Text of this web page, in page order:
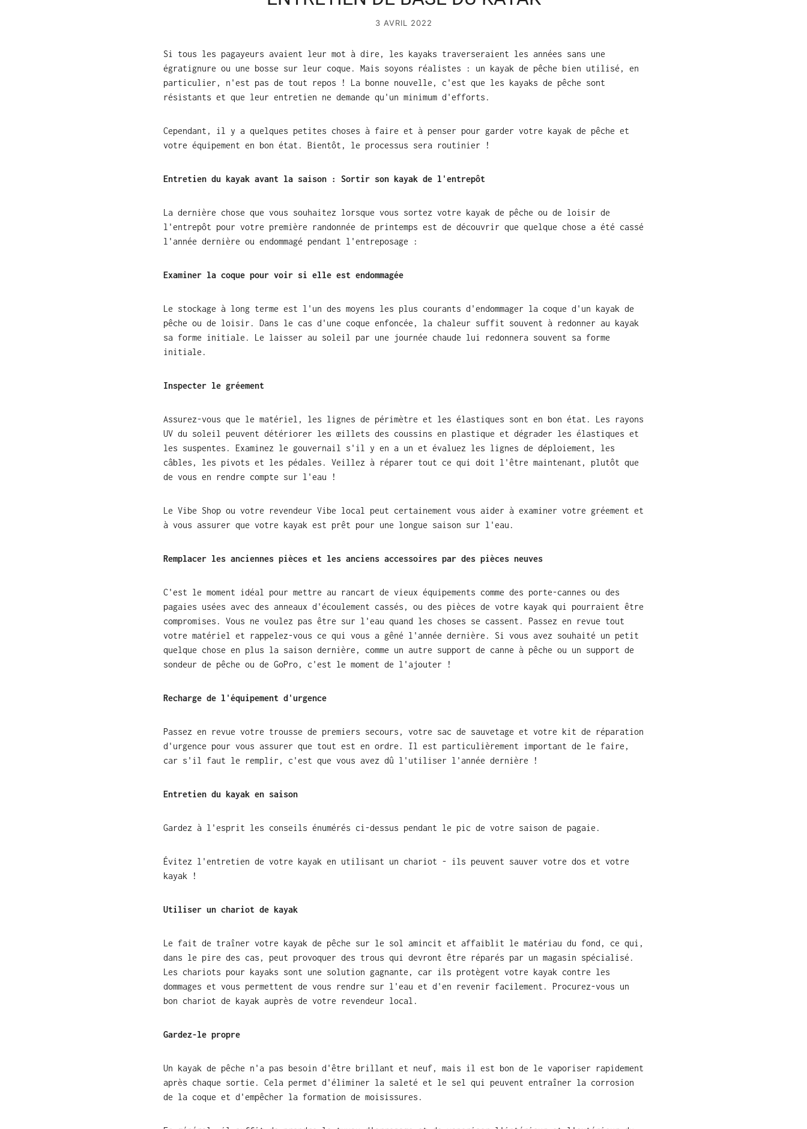
3 AVRIL 2022
Si tous les pagayeurs avaient leur mot à dire, les kayaks traverseraient les années sans une
égratignure ou une bosse sur leur coque. Mais soyons réalistes : un kayak de pêche bien utilisé, en
particulier, n'est pas de tout repos ! La bonne nouvelle, c'est que les kayaks de pêche sont
résistants et que leur entretien ne demande qu'un minimum d'efforts.
Cependant, il y a quelques petites choses à faire et à penser pour garder votre kayak de pêche et
votre équipement en bon état. Bientôt, le processus sera routinier !
Entretien du kayak avant la saison : Sortir son kayak de l'entrepôt
La dernière chose que vous souhaitez lorsque vous sortez votre kayak de pêche ou de loisir de
l'entrepôt pour votre première randonnée de printemps est de découvrir que quelque chose a été cassé
l'année dernière ou endommagé pendant l'entreposage :
Examiner la coque pour voir si elle est endommagée
Le stockage à long terme est l'un des moyens les plus courants d'endommager la coque d'un kayak de
pêche ou de loisir. Dans le cas d'une coque enfoncée, la chaleur suffit souvent à redonner au kayak
sa forme initiale. Le laisser au soleil par une journée chaude lui redonnera souvent sa forme
initiale.
Inspecter le gréement
Assurez-vous que le matériel, les lignes de périmètre et les élastiques sont en bon état. Les rayons
UV du soleil peuvent détériorer les œillets des coussins en plastique et dégrader les élastiques et
les suspentes. Examinez le gouvernail s'il y en a un et évaluez les lignes de déploiement, les
câbles, les pivots et les pédales. Veillez à réparer tout ce qui doit l'être maintenant, plutôt que
de vous en rendre compte sur l'eau !
Le Vibe Shop ou votre revendeur Vibe local peut certainement vous aider à examiner votre gréement et
à vous assurer que votre kayak est prêt pour une longue saison sur l'eau.
Remplacer les anciennes pièces et les anciens accessoires par des pièces neuves
C'est le moment idéal pour mettre au rancart de vieux équipements comme des porte-cannes ou des
pagaies usées avec des anneaux d'écoulement cassés, ou des pièces de votre kayak qui pourraient être
compromises. Vous ne voulez pas être sur l'eau quand les choses se cassent. Passez en revue tout
votre matériel et rappelez-vous ce qui vous a gêné l'année dernière. Si vous avez souhaité un petit
quelque chose en plus la saison dernière, comme un autre support de canne à pêche ou un support de
sondeur de pêche ou de GoPro, c'est le moment de l'ajouter !
Recharge de l'équipement d'urgence
Passez en revue votre trousse de premiers secours, votre sac de sauvetage et votre kit de réparation
d'urgence pour vous assurer que tout est en ordre. Il est particulièrement important de le faire,
car s'il faut le remplir, c'est que vous avez dû l'utiliser l'année dernière !
Entretien du kayak en saison
Gardez à l'esprit les conseils énumérés ci-dessus pendant le pic de votre saison de pagaie.
Évitez l'entretien de votre kayak en utilisant un chariot - ils peuvent sauver votre dos et votre
kayak !
Utiliser un chariot de kayak
Le fait de traîner votre kayak de pêche sur le sol amincit et affaiblit le matériau du fond, ce qui,
dans le pire des cas, peut provoquer des trous qui devront être réparés par un magasin spécialisé.
Les chariots pour kayaks sont une solution gagnante, car ils protègent votre kayak contre les
dommages et vous permettent de vous rendre sur l'eau et d'en revenir facilement. Procurez-vous un
bon chariot de kayak auprès de votre revendeur local.
Gardez-le propre
Un kayak de pêche n'a pas besoin d'être brillant et neuf, mais il est bon de le vaporiser rapidement
après chaque sortie. Cela permet d'éliminer la saleté et le sel qui peuvent entraîner la corrosion
de la coque et d'empêcher la formation de moisissures.